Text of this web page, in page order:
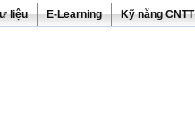
liệu E-Learning Kỹ năng CNTT